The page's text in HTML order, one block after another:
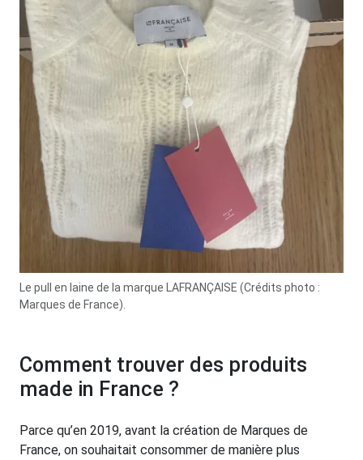
Le pull en laine de la marque LAFRANÇAISE (Crédits photo :
Marques de France).
Comment trouver des produits
made in France ?
Parce qu’en 2019, avant la création de Marques de
France, on souhaitait consommer de manière plus